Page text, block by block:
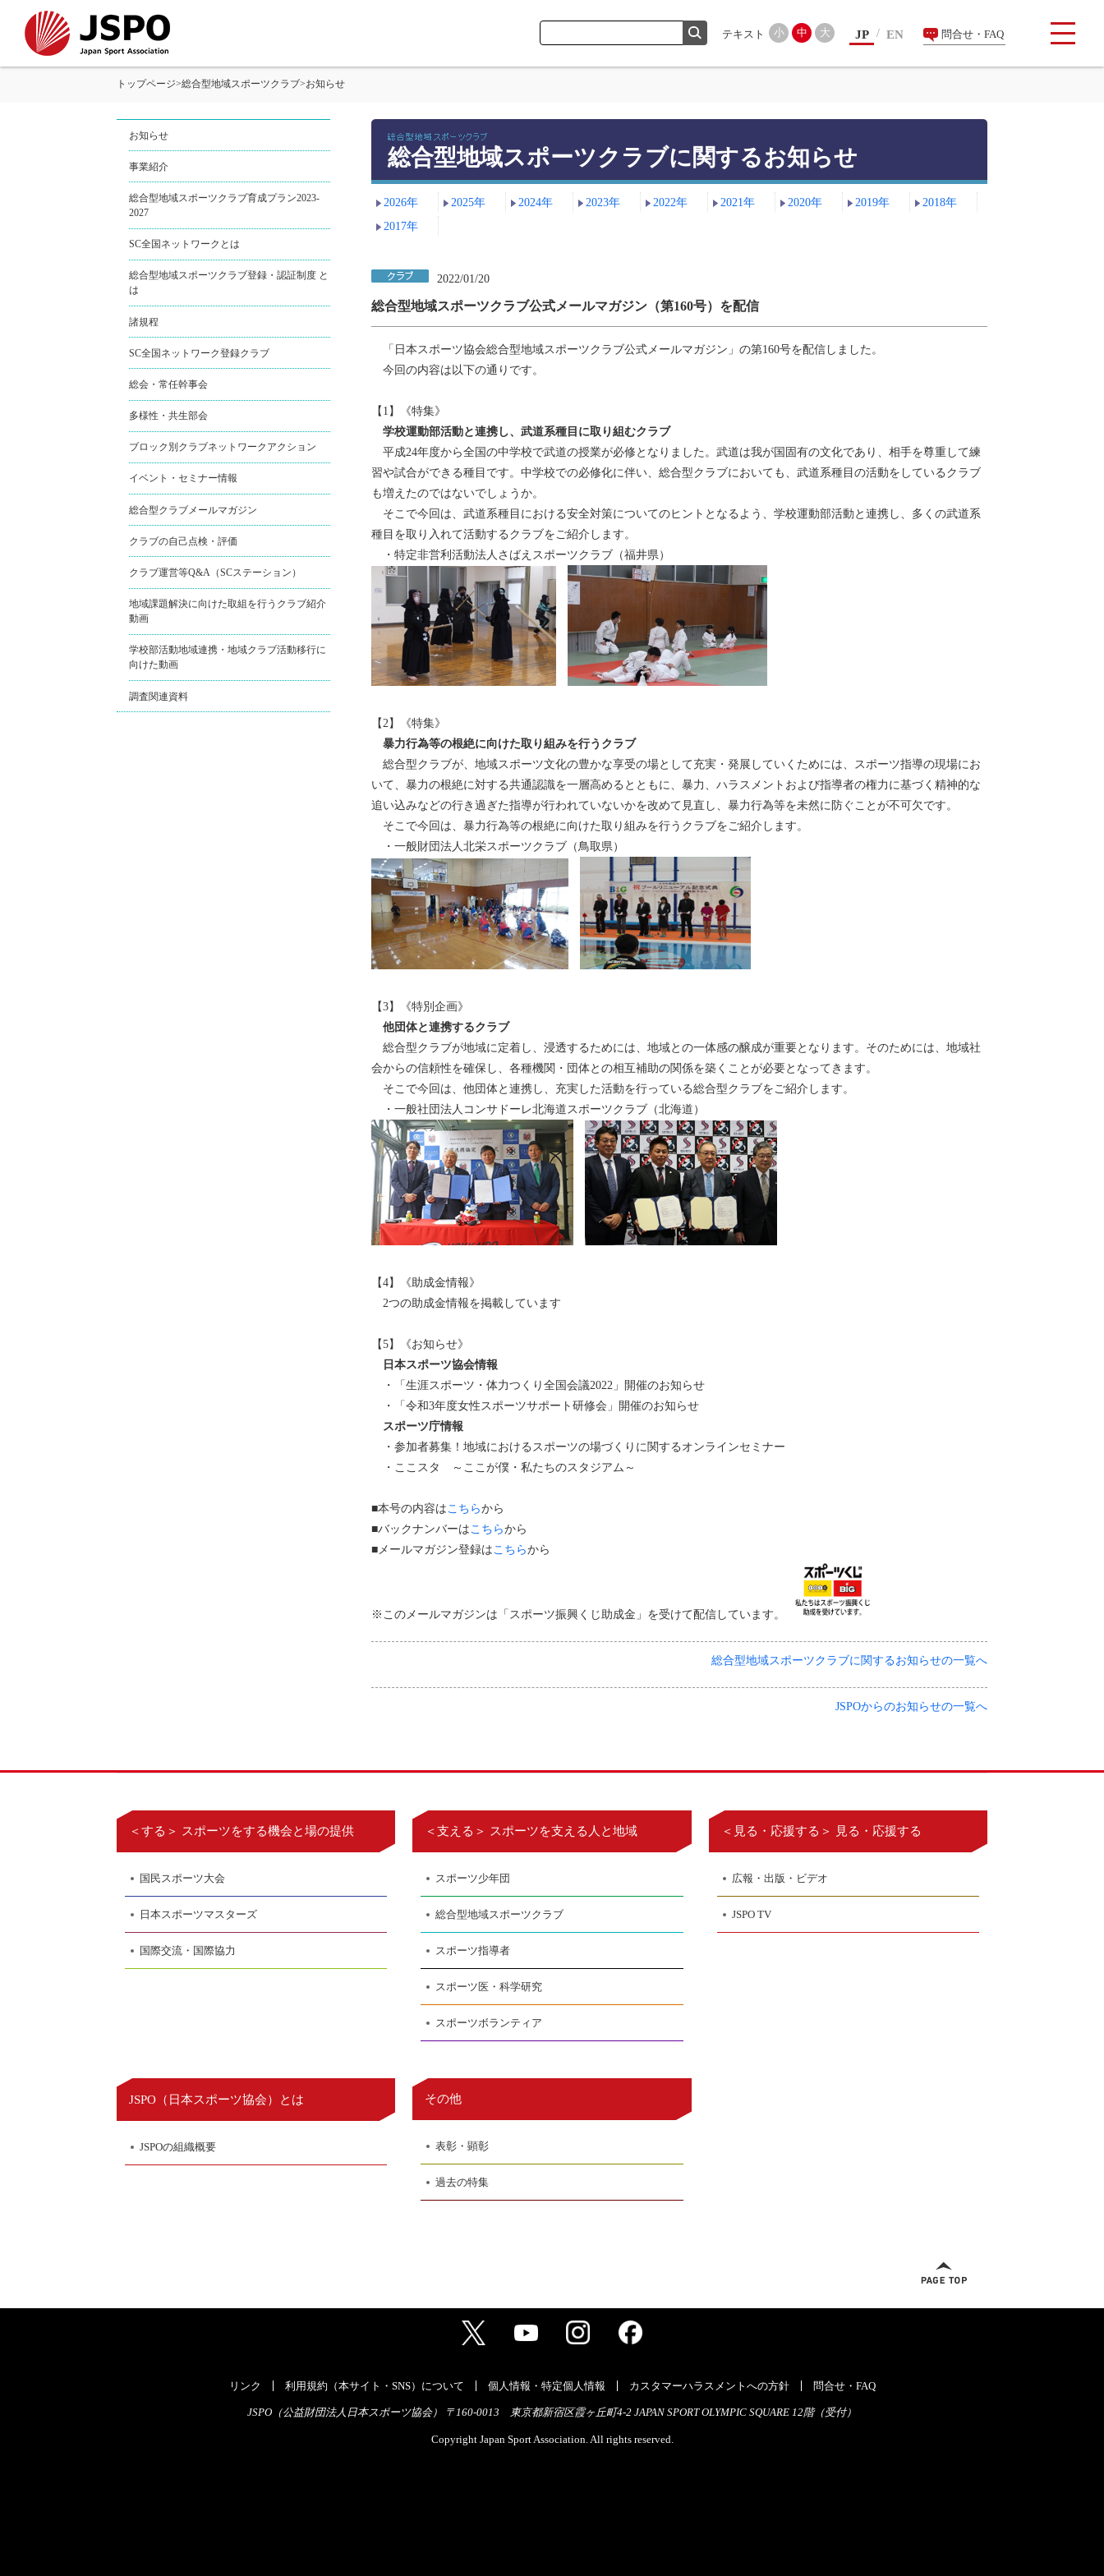
検索 小 中 大 JP EN 問合せ・FAQ
トップページ>総合型地域スポーツクラブ>お知らせ
総合型地域スポーツクラブに関するお知らせ
2026年 2025年 2024年 2023年 2022年 2021年 2020年 2019年
2018年
2017年
2022/01/20
総合型地域スポーツクラブ公式メールマガジン（第160号）を配信
「日本スポーツ協会総合型地域スポーツクラブ公式メールマガジン」の第160号を配信しました。
今回の内容は以下の通りです。
【1】《特集》
学校運動部活動と連携し、武道系種目に取り組むクラブ
平成24年度から全国の中学校で武道の授業が必修となりました。武道は我が国固有の文化であり、相手を尊重して練
習や試合ができる種目です。中学校での必修化に伴い、総合型クラブにおいても、武道系種目の活動をしているクラブ
も増えたのではないでしょうか。
そこで今回は、武道系種目における安全対策についてのヒントとなるよう、学校運動部活動と連携し、多くの武道系
種目を取り入れて活動するクラブをご紹介します。
・特定非営利活動法人さばえスポーツクラブ（福井県）
【2】《特集》
暴力行為等の根絶に向けた取り組みを行うクラブ
総合型クラブが、地域スポーツ文化の豊かな享受の場として充実・発展していくためには、スポーツ指導の現場にお
いて、暴力の根絶に対する共通認識を一層高めるとともに、暴力、ハラスメントおよび指導者の権力に基づく精神的な
追い込みなどの行き過ぎた指導が行われていないかを改めて見直し、暴力行為等を未然に防ぐことが不可欠です。
そこで今回は、暴力行為等の根絶に向けた取り組みを行うクラブをご紹介します。
・一般財団法人北栄スポーツクラブ（鳥取県）
【3】《特別企画》
他団体と連携するクラブ
総合型クラブが地域に定着し、浸透するためには、地域との一体感の醸成が重要となります。そのためには、地域社
会からの信頼性を確保し、各種機関・団体との相互補助の関係を築くことが必要となってきます。
そこで今回は、他団体と連携し、充実した活動を行っている総合型クラブをご紹介します。
・一般社団法人コンサドーレ北海道スポーツクラブ（北海道）
【4】《助成金情報》
2つの助成金情報を掲載しています
【5】《お知らせ》
日本スポーツ協会情報
・「生涯スポーツ・体力つくり全国会議2022」開催のお知らせ
・「令和3年度女性スポーツサポート研修会」開催のお知らせ
スポーツ庁情報
・参加者募集！地域におけるスポーツの場づくりに関するオンラインセミナー
・ここスタ ～ここが僕・私たちのスタジアム～
■本号の内容はこちらから
■バックナンバーはこちらから
■メールマガジン登録はこちらから
※このメールマガジンは「スポーツ振興くじ助成金」を受けて配信しています。
総合型地域スポーツクラブに関するお知らせの一覧へ
JSPOからのお知らせの一覧へ
お知らせ
事業紹介
総合型地域スポーツクラブ育成プラン2023-
2027
SC全国ネットワークとは
総合型地域スポーツクラブ登録・認証制度 と
は
諸規程
SC全国ネットワーク登録クラブ
総会・常任幹事会
多様性・共生部会
ブロック別クラブネットワークアクション
イベント・セミナー情報
総合型クラブメールマガジン
クラブの自己点検・評価
クラブ運営等Q&A（SCステーション）
地域課題解決に向けた取組を行うクラブ紹介
動画
学校部活動地域連携・地域クラブ活動移行に
向けた動画
調査関連資料
＜する＞ スポーツをする機会と場の提供
国民スポーツ大会
日本スポーツマスターズ
国際交流・国際協力
＜支える＞ スポーツを支える人と地域
スポーツ少年団
総合型地域スポーツクラブ
スポーツ指導者
スポーツ医・科学研究
スポーツボランティア
＜見る・応援する＞ 見る・応援する
広報・出版・ビデオ
JSPO TV
JSPO（ 日本スポーツ協会）とは
JSPOの組織概要
その他
表彰・顕彰
過去の特集
リンク 利用規約（本サイト・SNS）について 個人情報・特定個人情報 カスタマーハラスメントへの方針 問合せ・FAQ
JSPO（公益財団法人日本スポーツ協会） 〒160-0013 東京都新宿区霞ヶ丘町4-2 JAPAN SPORT OLYMPIC SQUARE 12階（受付）
Copyright Japan Sport Association. All rights reserved.